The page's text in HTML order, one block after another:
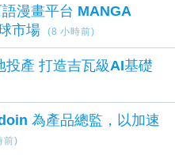
漫畫平台 MANGA
市場
(8 小時前)
投產 打造吉瓦級AI基礎
為產品總監，以加速
前)